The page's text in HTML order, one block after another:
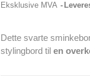
Eksklusive MVA
Dette svarte
stylingbord til en